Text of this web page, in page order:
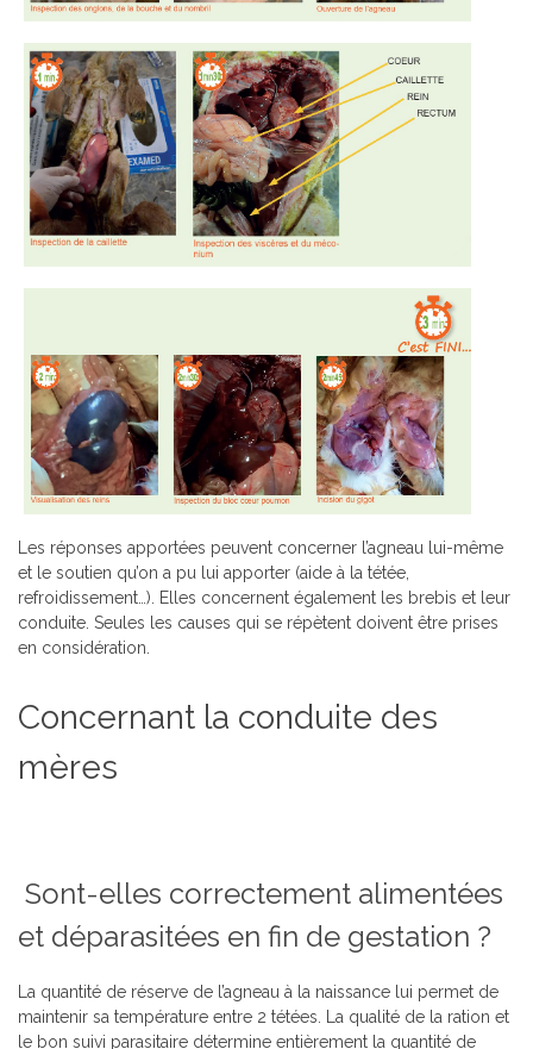
Les réponses apportées peuvent concerner l’agneau lui-même
et le soutien qu’on a pu lui apporter (aide à la tétée,
refroidissement…). Elles concernent également les brebis et leur
conduite. Seules les causes qui se répètent doivent être prises
en considération.
Concernant la conduite des
mères
Sont-elles correctement alimentées
et déparasitées en fin de gestation ?
La quantité de réserve de l’agneau à la naissance lui permet de
maintenir sa température entre 2 tétées. La qualité de la ration et
le bon suivi parasitaire détermine entièrement la quantité de